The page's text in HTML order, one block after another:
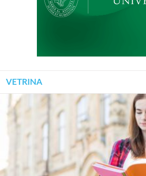
VETRINA